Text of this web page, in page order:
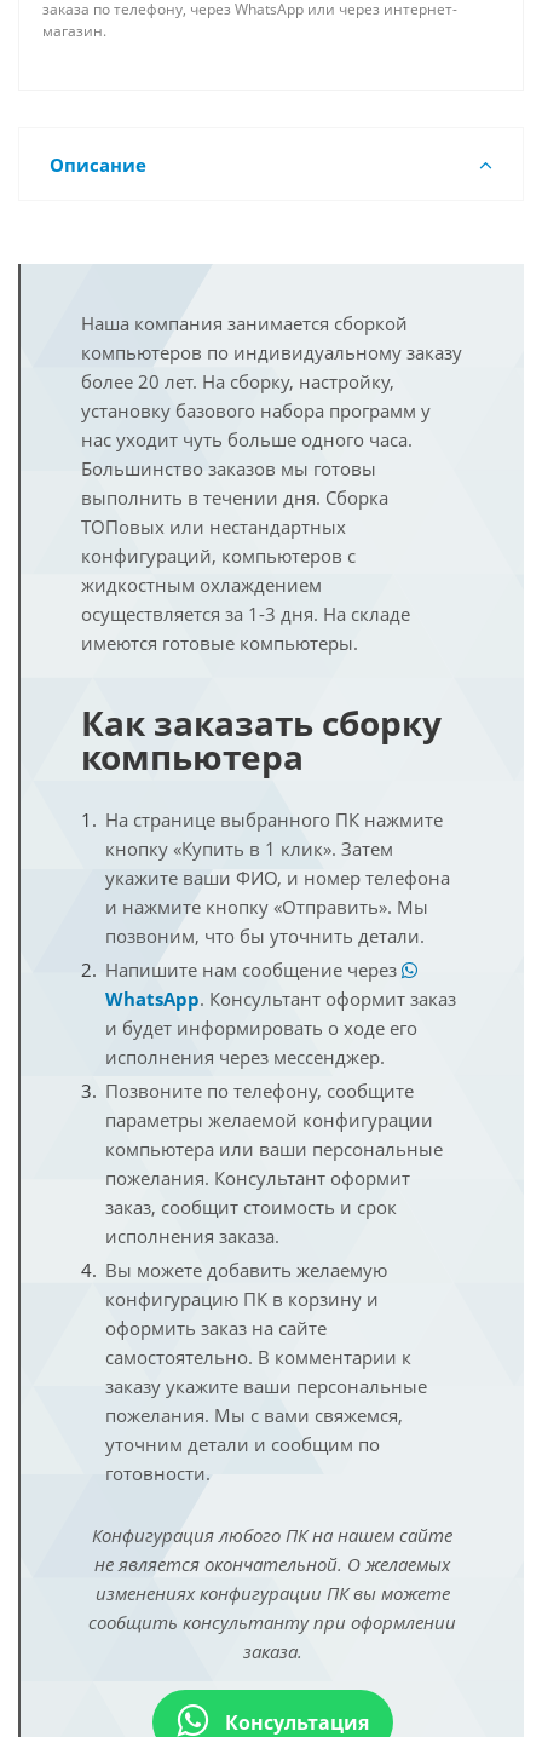
заказа по телефону, через WhatsApp или через интернет-
магазин.
Описание
Наша компания занимается сборкой
компьютеров по индивидуальному заказу
более 20 лет. На сборку, настройку,
установку базового набора программ у
нас уходит чуть больше одного часа.
Большинство заказов мы готовы
выполнить в течении дня. Сборка
ТОПовых или нестандартных
конфигураций, компьютеров с
жидкостным охлаждением
осуществляется за 1-3 дня. На складе
имеются готовые компьютеры.
Как заказать сборку
компьютера
На странице выбранного ПК нажмите
кнопку «Купить в 1 клик». Затем
укажите ваши ФИО, и номер телефона
и нажмите кнопку «Отправить». Мы
позвоним, что бы уточнить детали.
Напишите нам сообщение через
WhatsApp. Консультант оформит заказ
и будет информировать о ходе его
исполнения через мессенджер.
Позвоните по телефону, сообщите
параметры желаемой конфигурации
компьютера или ваши персональные
пожелания. Консультант оформит
заказ, сообщит стоимость и срок
исполнения заказа.
Вы можете добавить желаемую
конфигурацию ПК в корзину и
оформить заказ на сайте
самостоятельно. В комментарии к
заказу укажите ваши персональные
пожелания. Мы с вами свяжемся,
уточним детали и сообщим по
готовности.
Конфигурация любого ПК на нашем сайте
не является окончательной. О желаемых
изменениях конфигурации ПК вы можете
сообщить консультанту при оформлении
заказа.
Консультация